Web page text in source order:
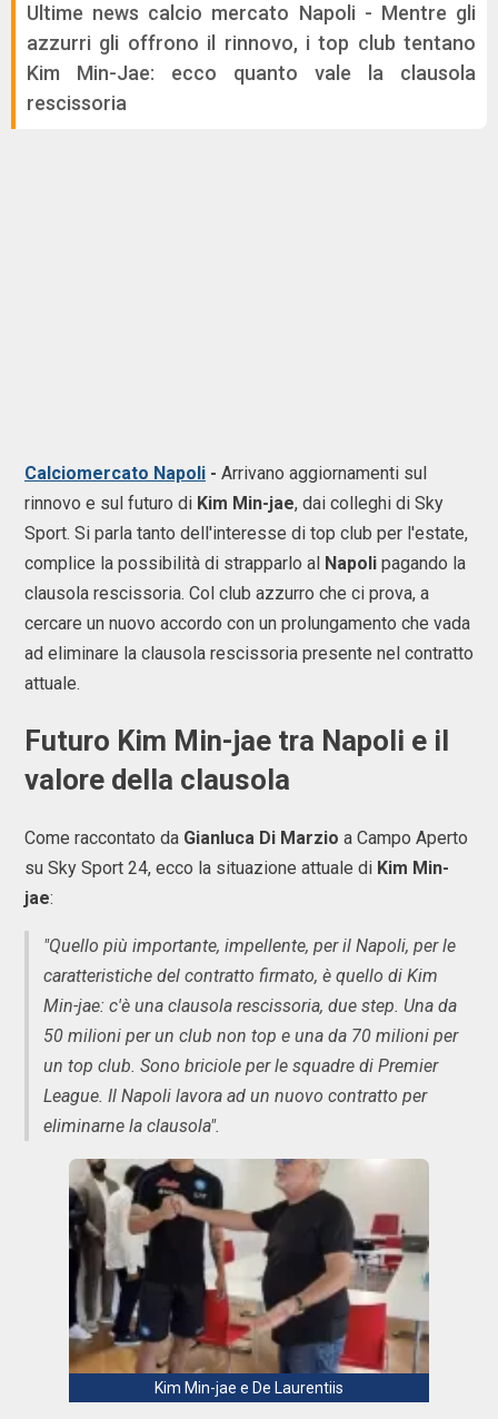
Ultime news calcio mercato Napoli - Mentre gli
azzurri gli offrono il rinnovo, i top club tentano
Kim Min-Jae: ecco quanto vale la clausola
rescissoria
Calciomercato Napoli - Arrivano aggiornamenti sul
rinnovo e sul futuro di Kim Min-jae, dai colleghi di Sky
Sport. Si parla tanto dell'interesse di top club per l'estate,
complice la possibilità di strapparlo al Napoli pagando la
clausola rescissoria. Col club azzurro che ci prova, a
cercare un nuovo accordo con un prolungamento che vada
ad eliminare la clausola rescissoria presente nel contratto
attuale.
Futuro Kim Min-jae tra Napoli e il
valore della clausola
Come raccontato da Gianluca Di Marzio a Campo Aperto
su Sky Sport 24, ecco la situazione attuale di Kim Min-
jae:
"Quello più importante, impellente, per il Napoli, per le
caratteristiche del contratto firmato, è quello di Kim
Min-jae: c'è una clausola rescissoria, due step. Una da
50 milioni per un club non top e una da 70 milioni per
un top club. Sono briciole per le squadre di Premier
League. Il Napoli lavora ad un nuovo contratto per
eliminarne la clausola".
Kim Min-jae e De Laurentiis